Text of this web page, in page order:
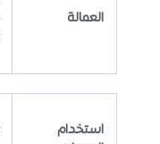
العمالة
استخدام